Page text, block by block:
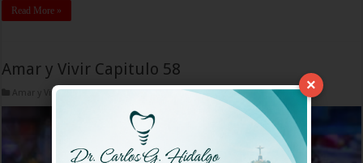
Read More »
Amar y Vivir Capitulo 58
Amar y Vivir Capitulos ×